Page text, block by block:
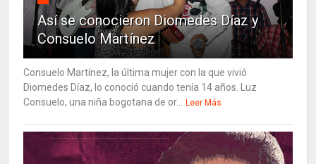
Así se conocieron Diomedes Díaz y
Consuelo Martínez
Consuelo Martínez, la última mujer con la que vivió
Diomedes Díaz, lo conoció cuando tenía 14 años. Luz
Consuelo, una niña bogotana de or...
Leer Más